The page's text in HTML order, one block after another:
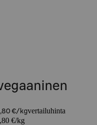
€/kgvertailuhinta
€/kg